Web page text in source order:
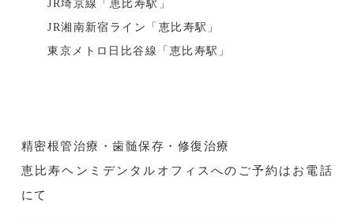
JR埼京線「恵比寿駅」
JR湘南新宿ライン「恵比寿駅」
東京メトロ日比谷線「恵比寿駅」
精密根管治療・歯髄保存・修復治療
恵比寿ヘンミデンタルオフィスへのご予約はお電話
にて